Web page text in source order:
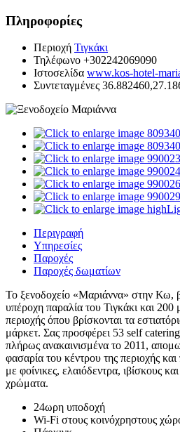
Πληροφορίες
Περιοχή Τιγκάκι
Τηλέφωνο +302242069090
Ιστοσελίδα www.kos-hotel-
Συντεταγμένες
Περιγραφή
Υπηρεσίες
Παροχές
Παροχές δωματίων
Το ξενοδοχείο «Μαριάννα» στην Κω,
υπέροχη παραλία του Τιγκάκι και 200
περιοχής όπου βρίσκονται τα
μάρκετ. Σας προσφέρει 53 self catering
πλήρως ανακαινισμένα το 2011,
φασαρία του κέντρου της περιοχής
με φοίνικες, ελαιόδεντρα, ιβίσκους
χρώματα.
24ωρη υποδοχή
Wi-Fi στους κοινόχρηστους